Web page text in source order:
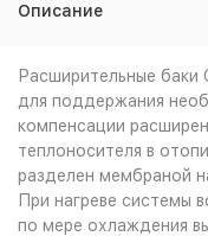
Описание
Расширительные баки
для поддержания
компенсации
теплоносителя в
разделен мембраной
При нагреве системы
по мере охлаждения